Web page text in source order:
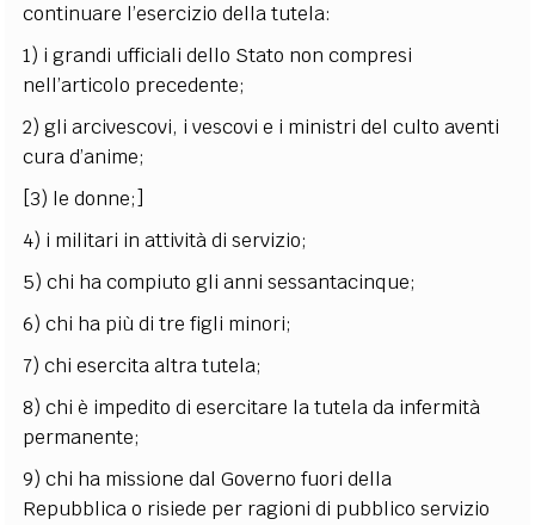
continuare l’esercizio della tutela:
1) i grandi ufficiali dello Stato non compresi
nell’articolo precedente;
2) gli arcivescovi, i vescovi e i ministri del culto aventi
cura d’anime;
[3) le donne;]
4) i militari in attività di servizio;
5) chi ha compiuto gli anni sessantacinque;
6) chi ha più di tre figli minori;
7) chi esercita altra tutela;
8) chi è impedito di esercitare la tutela da infermità
permanente;
9) chi ha missione dal Governo fuori della
Repubblica o risiede per ragioni di pubblico servizio